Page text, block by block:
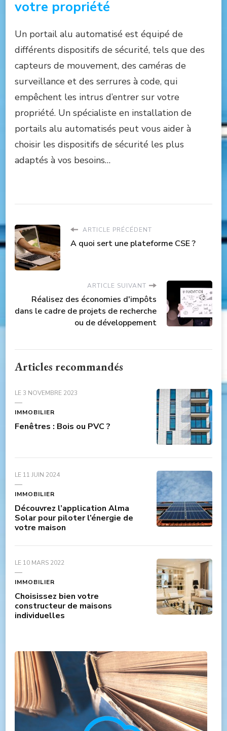
votre propriété
Un portail alu automatisé est équipé de
différents dispositifs de sécurité, tels que des
capteurs de mouvement, des caméras de
surveillance et des serrures à code, qui
empêchent les intrus d’entrer sur votre
propriété. Un spécialiste en installation de
portails alu automatisés peut vous aider à
choisir les dispositifs de sécurité les plus
adaptés à vos besoins…
ARTICLE PRÉCÉDENT
A quoi sert une plateforme CSE ?
ARTICLE SUIVANT
Réalisez des économies d'impôts
dans le cadre de projets de recherche
ou de développement
Articles recommandés
LE 3 NOVEMBRE 2023
IMMOBILIER
Fenêtres : Bois ou PVC ?
LE 11 JUIN 2024
IMMOBILIER
Découvrez l’application Alma
Solar pour piloter l’énergie de
votre maison
LE 10 MARS 2022
IMMOBILIER
Choisissez bien votre
constructeur de maisons
individuelles